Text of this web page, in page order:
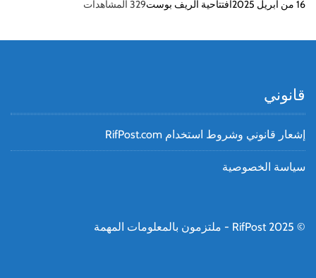
16 من أبريل 2025 افتتاحية الريف بوست329 المشاهدات
قانوني
إشعار قانوني وشروط استخدام RifPost.com
سياسة الخصوصية
© RifPost 2025 - ملتزمون بالمعلومات المهمة